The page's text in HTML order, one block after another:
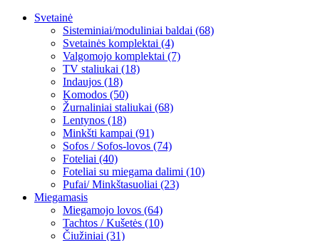
Svetainė
Sisteminiai/moduliniai baldai (68)
Svetainės komplektai (4)
Valgomojo komplektai (7)
TV staliukai (18)
Indaujos (18)
Komodos (50)
Žurnaliniai staliukai (68)
Lentynos (18)
Minkšti kampai (91)
Sofos / Sofos-lovos (74)
Foteliai (40)
Foteliai su miegama dalimi (10)
Pufai/ Minkštasuoliai (23)
Miegamasis
Miegamojo lovos (64)
Tachtos / Kušetės (10)
Čiužiniai (31)